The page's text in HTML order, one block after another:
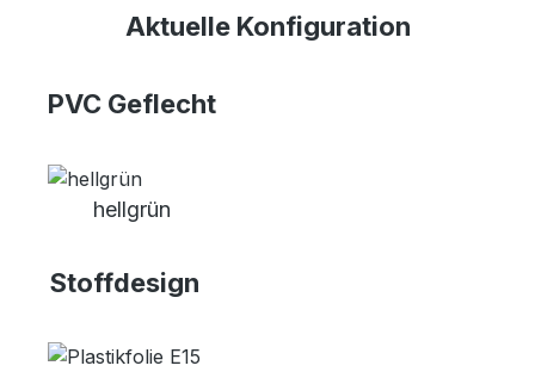
Aktuelle Konfiguration
PVC Geflecht
hellgrün
Stoffdesign